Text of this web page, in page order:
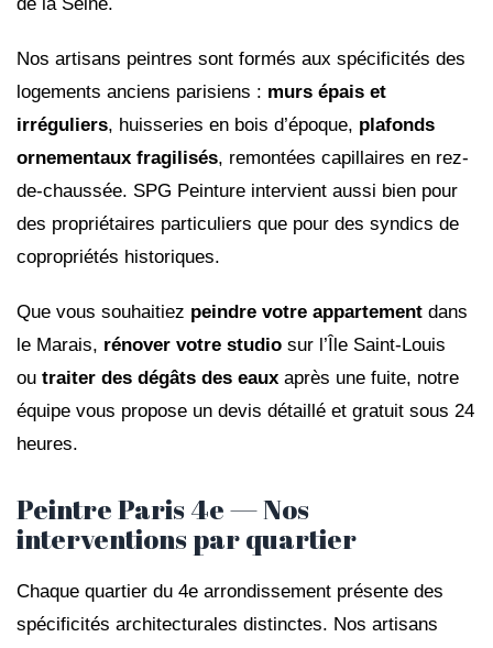
Nos artisans peintres sont formés aux spécificités des
logements anciens parisiens : murs épais et
irréguliers, huisseries en bois d’époque, plafonds
ornementaux fragilisés, remontées capillaires en rez-
de-chaussée. SPG Peinture intervient aussi bien pour
des propriétaires particuliers que pour des syndics de
copropriétés historiques.
Que vous souhaitiez peindre votre appartement dans
le Marais, rénover votre studio sur l’Île Saint-Louis
ou traiter des dégâts des eaux après une fuite, notre
équipe vous propose un devis détaillé et gratuit sous 24
heures.
Peintre Paris 4e — Nos
interventions par quartier
Chaque quartier du 4e arrondissement présente des
spécificités architecturales distinctes. Nos artisans